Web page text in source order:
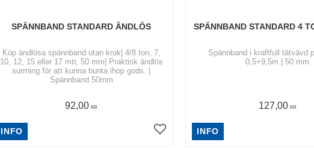
SPÄNNBAND STANDARD ÄNDLÖS
Köp ändlösa spännband utan krok| 4/8 ton, 7,
10, 12, 15 eller 17 mtr, 50 mm| Praktisk ändlös
surrning för att kunna bunta ihop gods. |
Spännband 50mm
92,00 KR
INFO
SPÄNNBAND STANDARD 4
Spännband i kraftfull tätvävd
0,5+9,5m | 50 mm
127,00 KR
INFO